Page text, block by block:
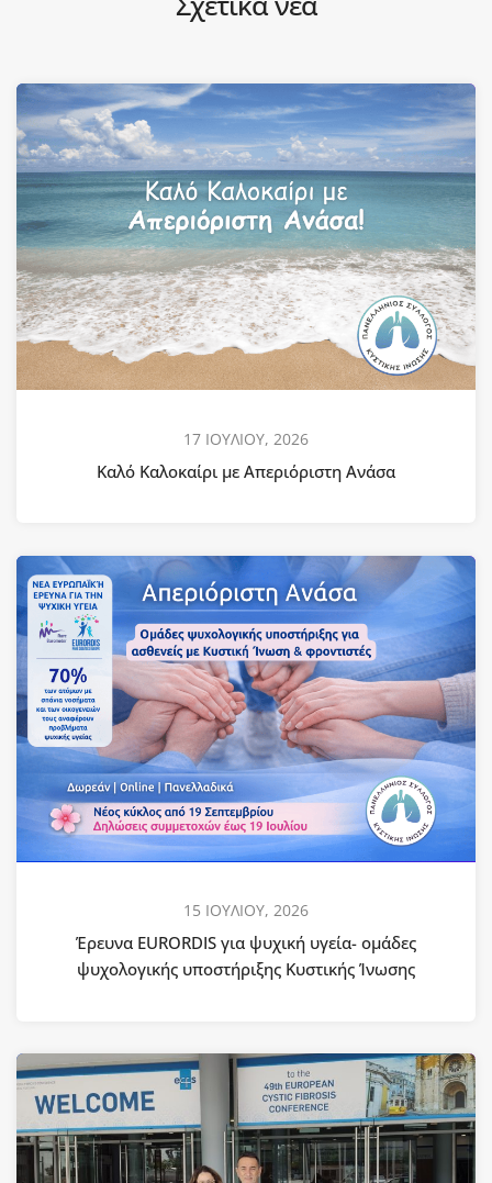
17 ΙΟΥΛΙΟΥ, 2026
Καλό Καλοκαίρι με Απεριόριστη Ανάσα
15 ΙΟΥΛΙΟΥ, 2026
Έρευνα EURORDIS για ψυχική υγεία- ομάδες
ψυχολογικής υποστήριξης Κυστικής Ίνωσης